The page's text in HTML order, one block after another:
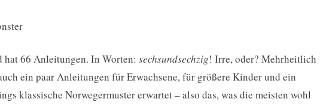
hat 66 Anleitungen. In Worten: sechsundsechzig! Irre, oder? Mehrheitlich
ein paar Anleitungen für Erwachsene, für größere Kinder und ein
klassische Norwegermuster erwartet – also das, was die meisten wohl